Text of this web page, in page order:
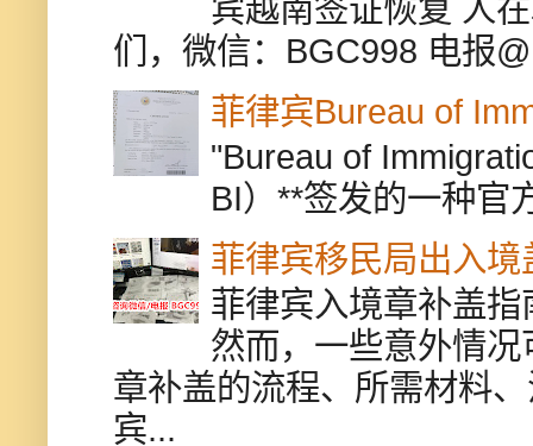
宾越南签证恢复 人
们，微信：BGC998 电报
菲律宾Bureau of
"Bureau of
BI）**签发的一种官
菲律宾移民局出入
菲律宾入境章补盖
然而，一些意外情
章补盖的流程、所需材料
宾...